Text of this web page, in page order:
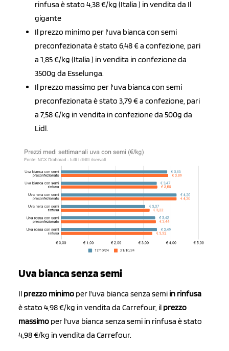
rinfusa è stato 4,38 €/kg (Italia ) in vendita da Il
gigante
Il prezzo minimo per l'uva bianca con semi
preconfezionata è stato 6,48 € a confezione, pari
a 1,85 €/kg (Italia ) in vendita in confezione da
3500g da Esselunga.
Il prezzo massimo per l'uva bianca con semi
preconfezionata è stato 3,79 € a confezione, pari
a 7,58 €/kg in vendita in confezione da 500g da
Lidl.
Uva bianca senza semi
Il prezzo minimo per l'uva bianca senza semi in rinfusa
è stato 4,98 €/kg in vendita da Carrefour, il prezzo
massimo per l'uva bianca senza semi in rinfusa è stato
4,98 €/kg in vendita da Carrefour.